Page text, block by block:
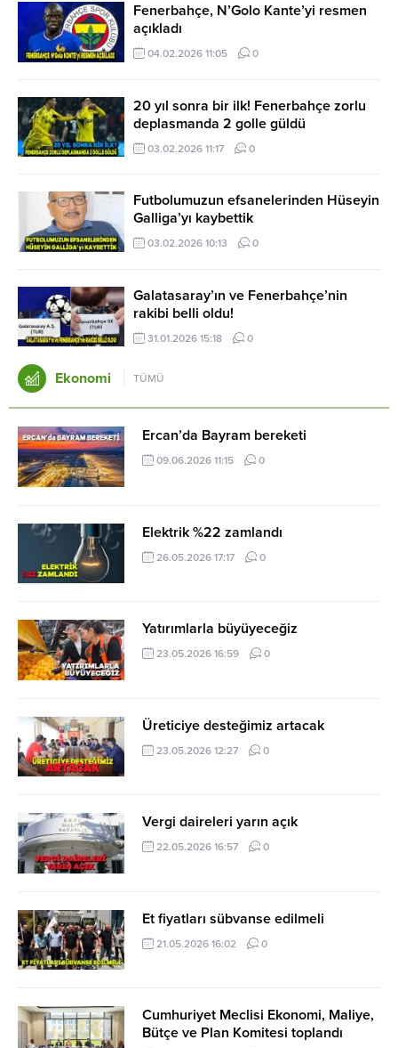
Fenerbahçe, N’Golo Kante’yi resmen
açıkladı
04.02.2026 11:05 0
20 yıl sonra bir ilk! Fenerbahçe zorlu
deplasmanda 2 golle güldü
03.02.2026 11:17 0
Futbolumuzun efsanelerinden Hüseyin
Galliga’yı kaybettik
03.02.2026 10:13 0
Galatasaray’ın ve Fenerbahçe’nin
rakibi belli oldu!
31.01.2026 15:18 0
Ekonomi TÜMÜ
Ercan’da Bayram bereketi
09.06.2026 11:15 0
Elektrik %22 zamlandı
26.05.2026 17:17 0
Yatırımlarla büyüyeceğiz
23.05.2026 16:59 0
Üreticiye desteğimiz artacak
23.05.2026 12:27 0
Vergi daireleri yarın açık
22.05.2026 16:57 0
Et fiyatları sübvanse edilmeli
21.05.2026 16:02 0
Cumhuriyet Meclisi Ekonomi, Maliye,
Bütçe ve Plan Komitesi toplandı